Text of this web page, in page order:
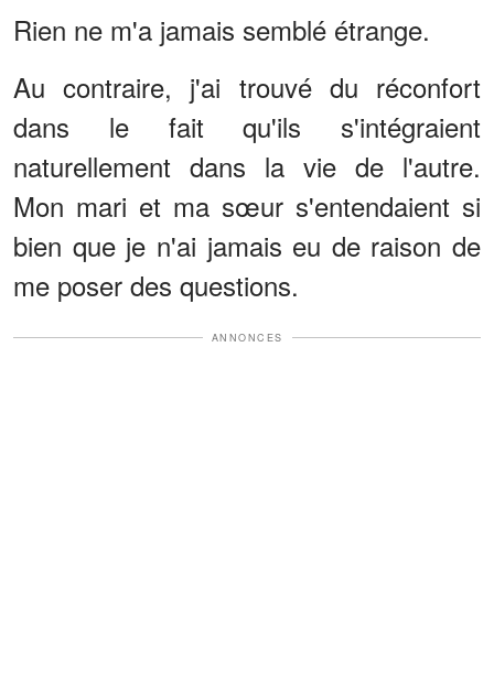
Rien ne m'a jamais semblé étrange.
Au contraire, j'ai trouvé du réconfort
dans le fait qu'ils s'intégraient
naturellement dans la vie de l'autre.
Mon mari et ma sœur s'entendaient si
bien que je n'ai jamais eu de raison de
me poser des questions.
ANNONCES